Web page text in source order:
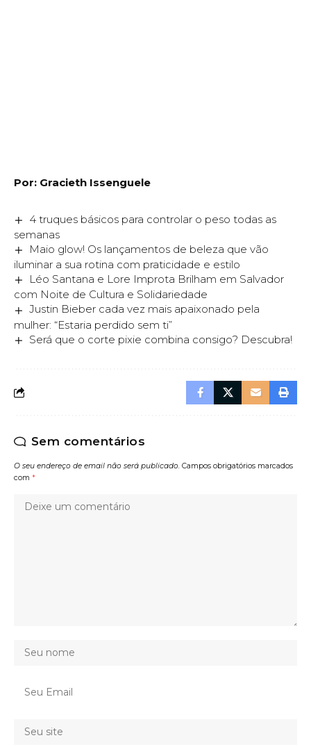
Por: Gracieth Issenguele
4 truques básicos para controlar o peso todas as
semanas
Maio glow! Os lançamentos de beleza que vão
iluminar a sua rotina com praticidade e estilo
Léo Santana e Lore Improta Brilham em Salvador
com Noite de Cultura e Solidariedade
Justin Bieber cada vez mais apaixonado pela
mulher: “Estaria perdido sem ti”
Será que o corte pixie combina consigo? Descubra!
Sem comentários
O seu endereço de email não será publicado. Campos obrigatórios marcados
com *